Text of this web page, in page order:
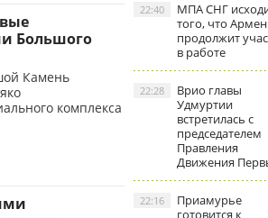
Большого
Камень
комплекса
МПА СНГ
того, что
продолжит
в работе
22:40
Врио главы
Удмуртии
встретилась с
председателем
Правления
Движения
22:28
Приамурье
готовится к
22:16